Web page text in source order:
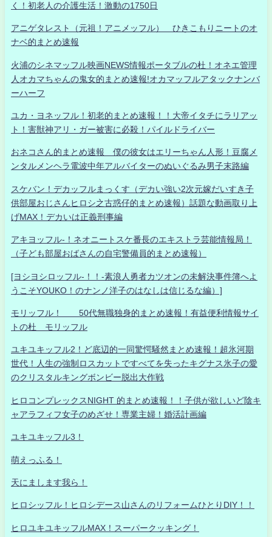
く！初老人の介護生活！激動の1750日
アニゲタレスト（元祖！アニメッフル） ひきこもりニートのオ
ナベ的まとめ速報
火浦のシネマッフル映画NEWS情報ポータブルの杜！オネエ管理
人オカマちゃんの鬼女的まとめ速報!オカマッフルアタックナンバ
ーハーフ
ユカ・ヨネッフル！初老的まとめ速報！！大帝イタチにラリアッ
ト！害獣神アリ・ガー被害に必殺！パイルドライバー
おネコさん的まとめ速報 僕の彼女はエリーちゃん人形！豆腐メ
ンタルメンヘラ電波中年アルバイターのぬいぐるみ男子末路編
スケバン！デカッフルまっくす（デカい強い2次元嫁だいすき子
供部屋おじさんヒロシ之古惑仔的まとめ速報）話題な動画取り上
げMAX！デカいは正義刑事編
アキヨッフル-！ネオニートスケ番長のエキストラ芸能情報局！
（子ども部屋おばさんの自宅警備員的まとめ速報）
[ヨシヨシロッフル-！！-素浪人勇者カツオンの未解決事件簿へよ
うこそYOUKO！のナンノ洋子のはなしは信じるな編）]
モリッフル！ 50代無職独身的まとめ速報！有益便利情報サイ
トの杜 モリッフル
ユキユキッフル2！ど底辺的一同驚愕騒然まとめ速報！超氷河期
世代！人生の強制ロスカットですべてを失ったキグナス氷子の愛
のクリスタルキングボンビー脱出大作戦
ヒロコンプレックスNIGHT 的まとめ速報！！子供が欲しいど陰キ
ャアラフィフ女子のめざせ！専業主婦！婚活計画編
ユキユキッフル3！
萌えっふる！
天にまします我ら！
ヒロシッフル！ヒロシデース山さんのリフォームひとりDIY！！
ヒロユキユキッフルMAX！スーパークッキング！